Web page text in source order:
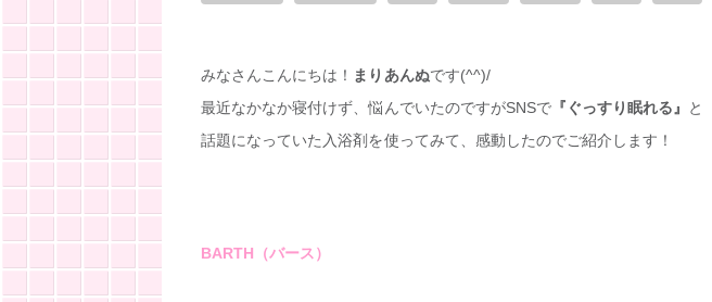
みなさんこんにちは！ まりあんぬです(^^)/
最近なかなか寝付けず、悩んでいたのですがSNSで 『ぐっすり眠れる』 と
話題になっていた入浴剤を使ってみて、感動したのでご紹介します！
BARTH（バース）